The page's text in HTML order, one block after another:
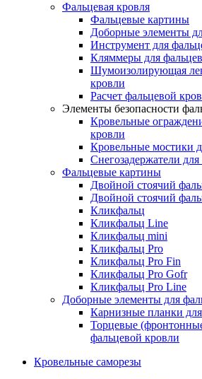
Фальцевая кровля
Фальцевые картины
Доборные элементы
Инструмент для
Кляммеры для
Шумоизолирующая
кровли
Расчет фальцевой
Элементы безопасности
Кровельные
кровли
Кровельные мостики
Снегозадержатели
Фальцевые картины
Двойной стоячий
Двойной стоячий
Кликфальц
Кликфальц Line
Кликфальц mini
Кликфальц Pro
Кликфальц Pro Fin
Кликфальц Pro Gofr
Кликфальц Pro Line
Доборные элементы для
Карнизные планки
Торцевые
фальцевой кровли
Кровельные саморезы